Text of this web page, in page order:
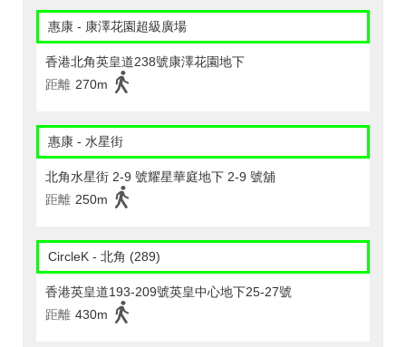
惠康 - 康澤花園超級廣場
香港北角英皇道238號康澤花園地下
距離 270m
惠康 - 水星街
北角水星街 2-9 號耀星華庭地下 2-9 號舖
距離 250m
CircleK - 北角 (289)
香港英皇道193-209號英皇中心地下25-27號
距離 430m